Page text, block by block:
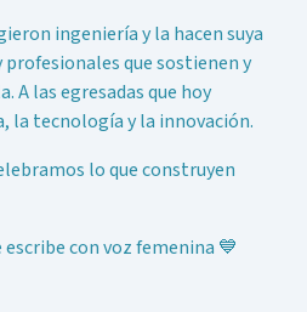
ingeniería y la hacen suya
profesionales que sostienen y
A las egresadas que hoy
la tecnología y la innovación.
lo que construyen
con voz femenina 💙